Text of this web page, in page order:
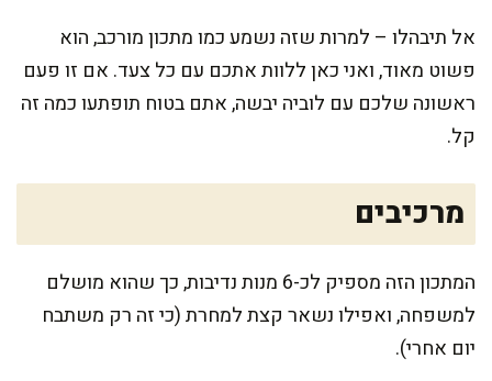
אל תיבהלו – למרות שזה נשמע כמו מתכון מורכב, הוא
פשוט מאוד, ואני כאן ללוות אתכם עם כל צעד. אם זו פעם
ראשונה שלכם עם לוביה יבשה, אתם בטוח תופתעו כמה זה
קל.
מרכיבים
המתכון הזה מספיק לכ-6 מנות נדיבות, כך שהוא מושלם
למשפחה, ואפילו נשאר קצת למחרת (כי זה רק משתבח
יום אחרי).